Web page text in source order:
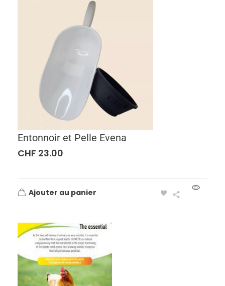
Entonnoir et Pelle Evena
CHF 23.00
Ajouter au panier